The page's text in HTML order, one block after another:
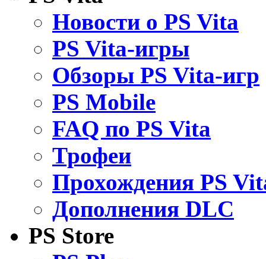
Новости о PS Vita
PS Vita-игры
Обзоры PS Vita-игр
PS Mobile
FAQ по PS Vita
Трофеи
Прохождения PS
Дополнения DLC
PS Store